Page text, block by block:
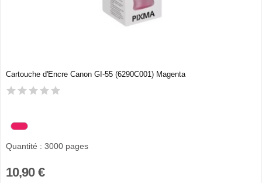
Cartouche d'Encre Canon GI-55 (6290C001) Magenta
Quantité : 3000 pages
10,90 €